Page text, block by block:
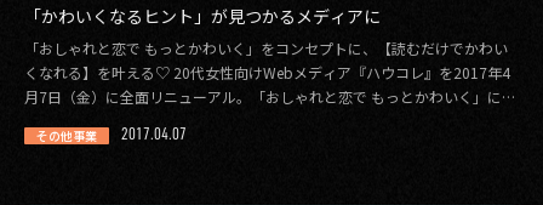
「かわいくなるヒント」が見つかるメディアに
「おしゃれと恋で もっとかわいく」をコンセプトに、【読むだけでかわい
くなれる】を叶える♡ 20代女性向けWebメディア『ハウコレ』を2017年4
月7日（金）に全面リニューアル。「おしゃれと恋で もっとかわいく」にコ
その他事業 2017.04.07